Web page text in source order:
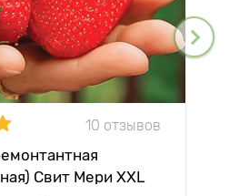
10 отзывов
Свит Мери XXL